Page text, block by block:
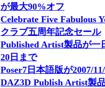
が最大90%オフ
Celebrate Five Fabulous
クラブ五周年記念セール
Published Artist製品が
20日まで
Poser7日本語版が2007/
DAZ3D Publish Artist製